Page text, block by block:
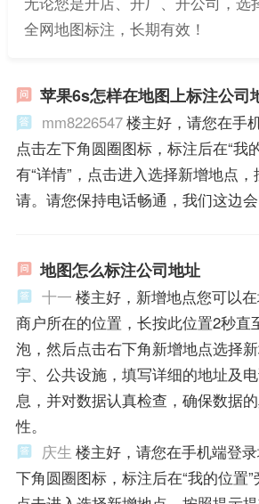
全网地图标注，长期有效！
苹果6s怎样在地图上标注公司
mm8226547楼主好，请您在手
点击左下角圆圈图标，标注后在“我
有“详情”，点击进入选择新增地点
请。请您保持电话畅通，我们这边会
地图怎么标注公司地址
十一 楼主好，新增地点您可以
商户所在的位置，长按此位置2秒直
泡，然后点击右下角新增地点选择
宇、公共设施，填写详细的地址及
息，并对数据认真检查，确保数据
性。
庆生 楼主好，请您在手机端登
下角圆圈图标，标注后在“我的位置”